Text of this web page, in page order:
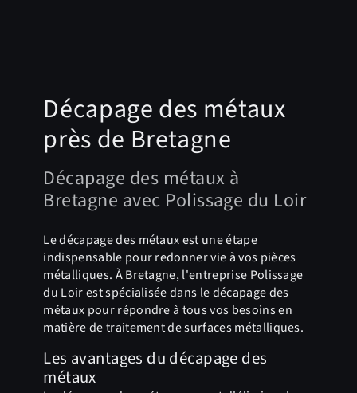
Décapage des métaux
près de Bretagne
Décapage des métaux à
Bretagne avec Polissage du Loir
Le décapage des métaux est une étape
indispensable pour redonner vie à vos pièces
métalliques. À Bretagne, l'entreprise Polissage
du Loir est spécialisée dans le décapage des
métaux pour répondre à tous vos besoins en
matière de traitement de surfaces métalliques.
Les avantages du décapage des
métaux